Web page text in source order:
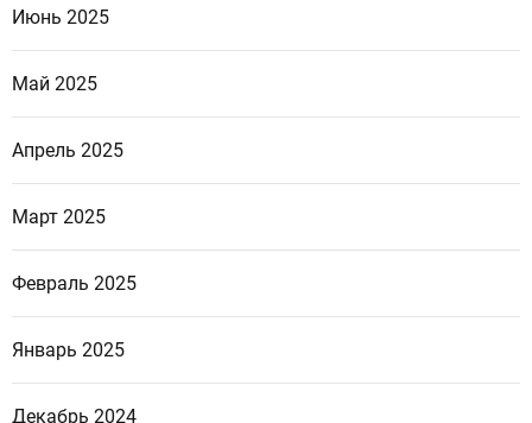
Июнь 2025
Май 2025
Апрель 2025
Март 2025
Февраль 2025
Январь 2025
Декабрь 2024